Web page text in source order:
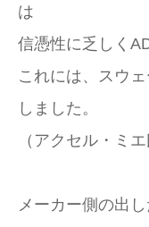
は
信憑性に乏しく
これには、スウ
しました。
（アクセル・ミ
メーカー側の出